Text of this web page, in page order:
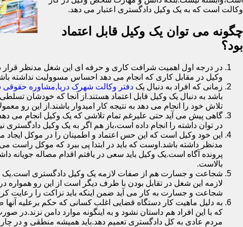
وکالت است که به یک وکیل دادگستری اعتبار می دهد.
چگونه می توان یک وکیل قابل اعتماد
بود؟
در درجه اول اهمیت شرافت کاری و حرفه ای این شغل مدنظر قرار
وکیل در مقابل کاری که انجام می دهد احساس مسوولیت نداشته
زمانی که افراد به دنبال یک دفتر وکالت شهرک دریا,مشاوره حقوقی
باشد به دنبال یک وکیل قابل اعتماد هستند.از آنجا که خودشان
تلاش خود را انجام می دهد به نتیجه کار امیدوار باشند.از این رو
گاهی پیش می آید حتی علیرغم تمام تلاشی که یک وکیل انجام می
در توان داشته را انجام داده است،باز هم اگر به یک وکیل دادگستری
این خود وکیل است که این حس اعتماد و اطمینان را در موکل ایجاد
مدنظر داشته باشد.اوست که باید در ابتدا پی ببرد که موکل
پرونده آگاه است.یک وکیل باید سعی در یافتم اقدام مصاله
بالاست.
شجاعت و جسارت هم از صفات لازمه یک وکیل دادگستری است.یک
لازمه این شغل در تقابل بودن با طرف دیگر است از این رو همواره
شجاعت و جسارت به کار می آید ضمن اینکه باید نزاکت را رعایت
به دلیل ماهیت کار دستگاه قضایی اغلب کسانی که حکم برعلیه
که با این افراد هم داستان نشود و به اینگونه موارد دامن
مردم عادی به کل دادگستری تعمیم دهد.باید همیشه منطقی و در